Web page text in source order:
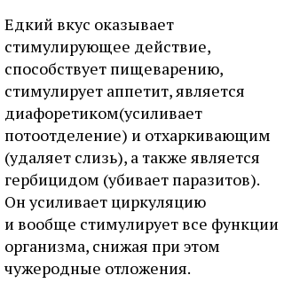
Едкий вкус оказывает
стимулирующее действие,
способствует пищеварению,
стимулирует аппетит, является
диафоретиком(усиливает
потоотделение) и отхаркивающим
(удаляет слизь), а также является
гербицидом (убивает паразитов).
Он усиливает циркуляцию
и вообще стимулирует все функции
организма, снижая при этом
чужеродные отложения.